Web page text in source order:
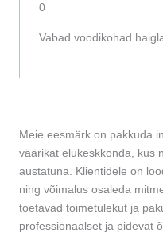
0
Vabad voodikohad
Meie eesmärk on pakkuda
väärikat elukeskkonda, kus
austatuna. Klientidele on
ning võimalus osaleda
toetavad toimetulekut ja
professionaalset ja pidevat